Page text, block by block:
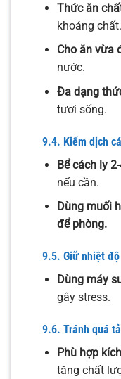
Thức ăn
khoáng chất.
Cho ăn vừa
nước.
Đa dạng
tươi sống.
9.4. Kiểm dịch
Bể cách ly
nếu cần.
Dùng muối
để phòng.
9.5. Giữ nhiệt
Dùng máy
gây stress.
9.6. Tránh quá
Phù hợp
tăng chất